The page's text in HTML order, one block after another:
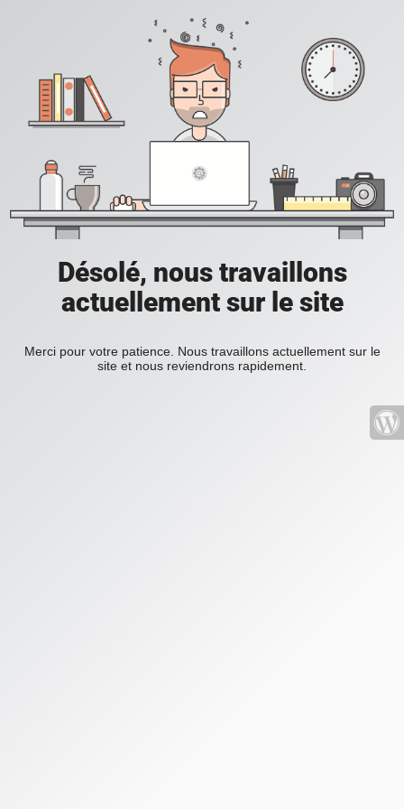
Désolé, nous travaillons
actuellement sur le site
Merci pour votre patience. Nous travaillons actuellement sur le
site et nous reviendrons rapidement.